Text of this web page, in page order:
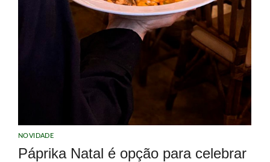
NOVIDADE
Páprika Natal é opção para celebrar